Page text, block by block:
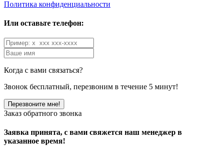
Политика конфиденциальности
Или оставьте телефон:
Когда с вами связаться?
Звонок бесплатный, перезвоним в течение 5 минут!
Заказ обратного звонка
Заявка принята, с вами свяжется наш менеджер в
указанное время!